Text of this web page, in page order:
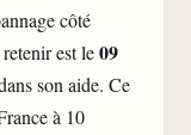
côté
est le09
son aide. Ce
à 10